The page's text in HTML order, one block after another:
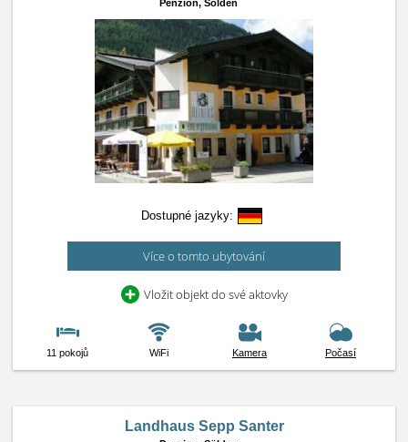
Penzion, Sölden
Dostupné jazyky:
Více o tomto ubytování
Vložit objekt do své aktovky
11 pokojů WiFi Kamera Počasí
Landhaus Sepp Santer